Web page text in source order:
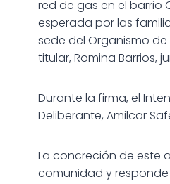
red de gas en el barrio
esperada por las
sede del Organismo
titular, Romina Barrios,
Durante la firma, el
Deliberante, Amilcar
La concreción de este
comunidad y